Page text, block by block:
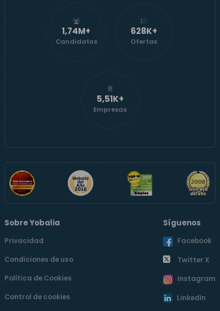
1,74M+
Candidatos
629K+
Ofertas
5,51K+
Empresas
Sobre Yobalia
Privacidad
Condiciones de uso
Política de Cookies
Control de cookies
Síguenos
Facebook
Twitter X
Instagram
LinkedIn